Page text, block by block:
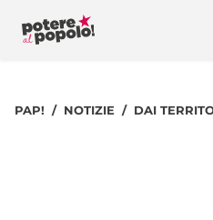
PAP! NOTIZIE DAI